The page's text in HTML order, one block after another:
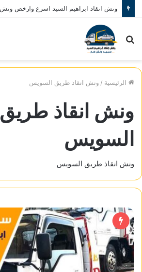
بحث
الرئيسية / ونش انقاذ طريق السويس
ونش انقاذ طريق
السويس
ونش انقاذ طريق السويس